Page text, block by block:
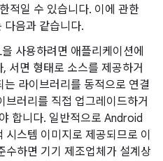
적일 수 있습니다. 이에 관한
다음과 같습니다.
사용하려면 애플리케이션에
서면 형태로 소스를 제공하거
는 라이브러리를 동적으로 연결
브러리를 직접 업그레이드하거
합니다. 일반적으로 Android
시스템 이미지로 제공되므로 이
수하면 기기 제조업체가 설계상